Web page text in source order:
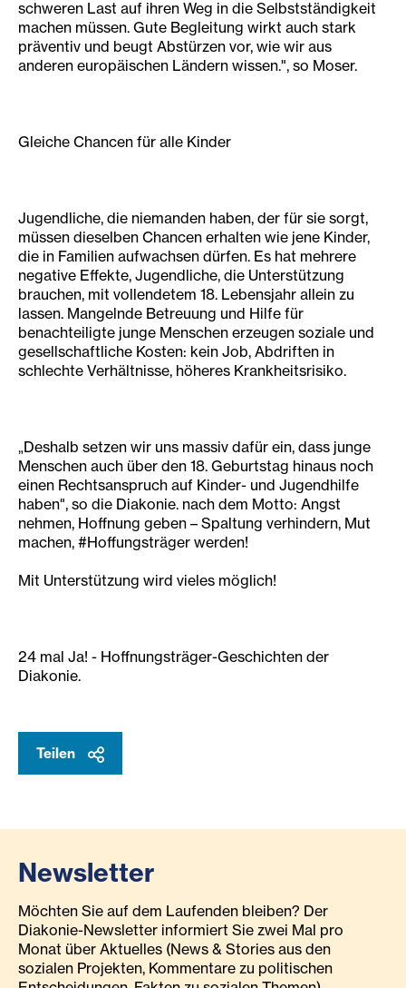
schweren Last auf ihren Weg in die Selbstständigkeit
machen müssen. Gute Begleitung wirkt auch stark
präventiv und beugt Abstürzen vor, wie wir aus
anderen europäischen Ländern wissen.", so Moser.
Gleiche Chancen für alle Kinder
Jugendliche, die niemanden haben, der für sie sorgt,
müssen dieselben Chancen erhalten wie jene Kinder,
die in Familien aufwachsen dürfen. Es hat mehrere
negative Effekte, Jugendliche, die Unterstützung
brauchen, mit vollendetem 18. Lebensjahr allein zu
lassen. Mangelnde Betreuung und Hilfe für
benachteiligte junge Menschen erzeugen soziale und
gesellschaftliche Kosten: kein Job, Abdriften in
schlechte Verhältnisse, höheres Krankheitsrisiko.
„Deshalb setzen wir uns massiv dafür ein, dass junge
Menschen auch über den 18. Geburtstag hinaus noch
einen Rechtsanspruch auf Kinder- und Jugendhilfe
haben", so die Diakonie. nach dem Motto: Angst
nehmen, Hoffnung geben – Spaltung verhindern, Mut
machen, #Hoffungsträger werden!
Mit Unterstützung wird vieles möglich!
24 mal Ja! - Hoffnungsträger-Geschichten der
Diakonie.
Teilen
Newsletter
Möchten Sie auf dem Laufenden bleiben? Der
Diakonie-Newsletter informiert Sie zwei Mal pro
Monat über Aktuelles (News & Stories aus den
sozialen Projekten, Kommentare zu politischen